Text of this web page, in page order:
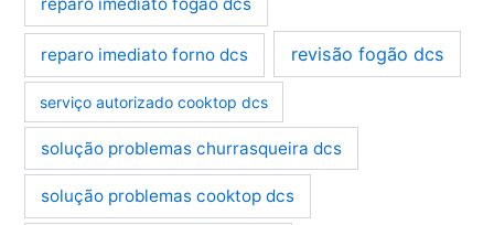
reparo imediato fogão dcs
reparo imediato forno dcs revisão fogão dcs
serviço autorizado cooktop dcs
solução problemas churrasqueira dcs
solução problemas cooktop dcs